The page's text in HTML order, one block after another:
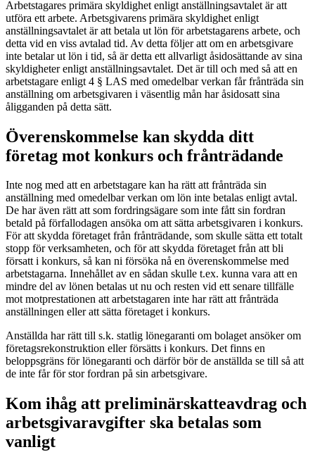
Arbetstagares primära skyldighet enligt anställningsavtalet är att
utföra ett arbete. Arbetsgivarens primära skyldighet enligt
anställningsavtalet är att betala ut lön för arbetstagarens arbete, och
detta vid en viss avtalad tid. Av detta följer att om en arbetsgivare
inte betalar ut lön i tid, så är detta ett allvarligt åsidosättande av sina
skyldigheter enligt anställningsavtalet. Det är till och med så att en
arbetstagare enligt 4 § LAS med omedelbar verkan får frånträda sin
anställning om arbetsgivaren i väsentlig mån har åsidosatt sina
åligganden på detta sätt.
Överenskommelse kan skydda ditt
företag mot konkurs och frånträdande
Inte nog med att en arbetstagare kan ha rätt att frånträda sin
anställning med omedelbar verkan om lön inte betalas enligt avtal.
De har även rätt att som fordringsägare som inte fått sin fordran
betald på förfallodagen ansöka om att sätta arbetsgivaren i konkurs.
För att skydda företaget från frånträdande, som skulle sätta ett totalt
stopp för verksamheten, och för att skydda företaget från att bli
försatt i konkurs, så kan ni försöka nå en överenskommelse med
arbetstagarna. Innehållet av en sådan skulle t.ex. kunna vara att en
mindre del av lönen betalas ut nu och resten vid ett senare tillfälle
mot motprestationen att arbetstagaren inte har rätt att frånträda
anställningen eller att sätta företaget i konkurs.
Anställda har rätt till s.k. statlig lönegaranti om bolaget ansöker om
företagsrekonstruktion eller försätts i konkurs. Det finns en
beloppsgräns för lönegaranti och därför bör de anställda se till så att
de inte får för stor fordran på sin arbetsgivare.
Kom ihåg att preliminärskatteavdrag och
arbetsgivaravgifter ska betalas som
vanligt